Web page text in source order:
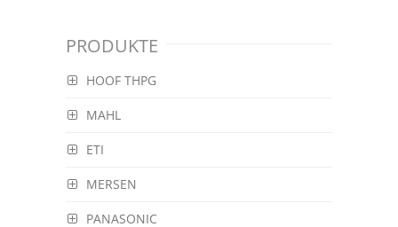
PRODUKTE
HOOF THPG
MAHL
ETI
MERSEN
PANASONIC